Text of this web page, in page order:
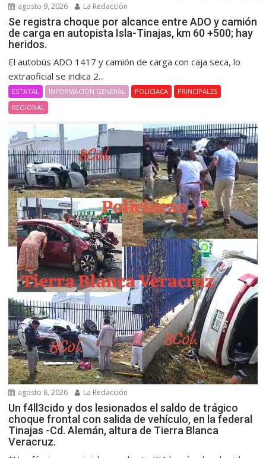
agosto 9, 2026 La Redacción
Se registra choque por alcance entre ADO y camión
de carga en autopista Isla-Tinajas, km 60 +500; hay
heridos.
El autobús ADO 1417 y camión de carga con caja seca, lo
extraoficial se indica 2...
ESTATAL INFORMACIÓN GENERAL POLICIACA
PRINCIPALES
REGIONAL
agosto 8, 2026 La Redacción
Un f4ll3cido y dos lesionados el saldo de trágico
choque frontal con salida de vehículo, en la federal
Tinajas -Cd. Alemán, altura de Tierra Blanca
Veracruz.